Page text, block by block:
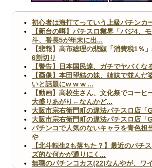
ツー
初心者は海打てっていう上級パチンカ
【新台の噂】パチスロ業界「バジ4、
斗、番長5が年末に出...
【悲報】高市総理の悲願「消費税1％
6割切り
【警告】日本国民達、ガチでヤバくな
【画像】本田望結の妹、姉妹で並んだ
いと話題にw w w ...
【動画】高校生さん、文化祭でコーヒ
大盛りあがり←なんかど...
大阪市宗右衛門町の違法パチスロ店「
大阪市宗右衛門町の違法パチスロ店「
パチンコで人気のないキャラを青色担
や
【北斗転生2も落ちた？】最近のパチ
ズ的な何かが通りにく...
無職のパチンコカス(22)なんやが、ワ